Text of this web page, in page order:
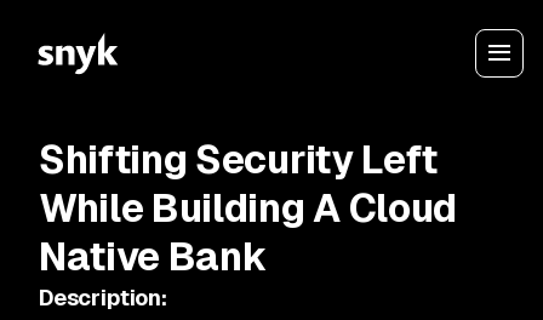
Shifting Security Left
While Building A Cloud
Native Bank
Description: